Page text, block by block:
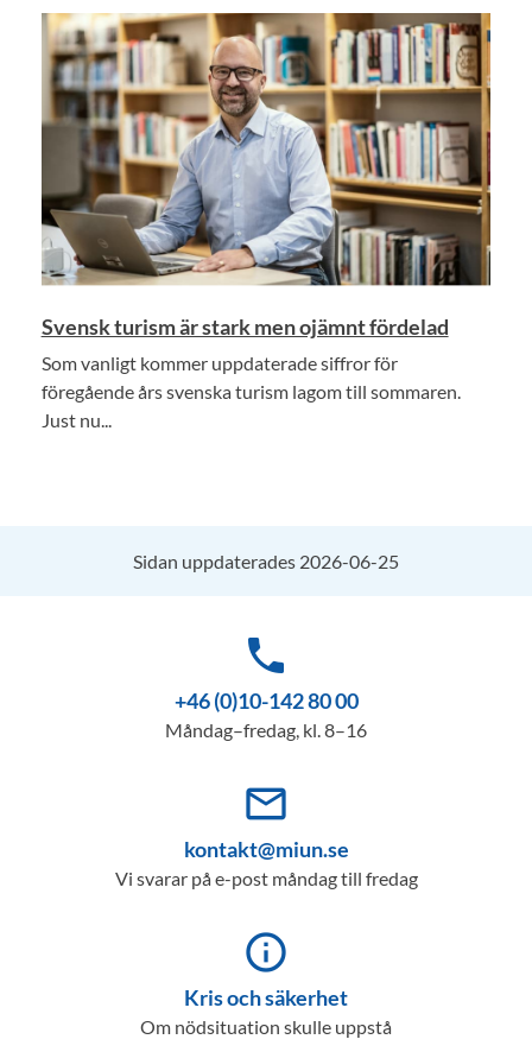
Svensk turism är stark men ojämnt fördelad
Som vanligt kommer uppdaterade siffror för
föregående års svenska turism lagom till sommaren.
Just nu...
Sidan uppdaterades 2026-06-25
phone
+46 (0)10-142 80 00
Måndag–fredag, kl. 8–16
mail_outline
kontakt@miun.se
Vi svarar på e-post måndag till fredag
info_outline
Kris och säkerhet
Om nödsituation skulle uppstå